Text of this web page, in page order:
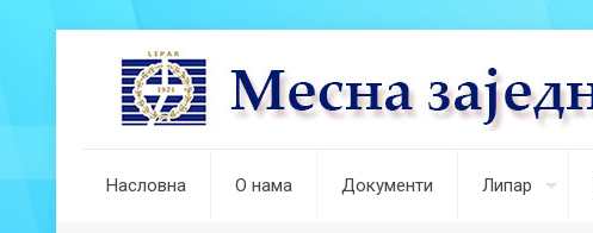
Насловна О нама Документи Липар